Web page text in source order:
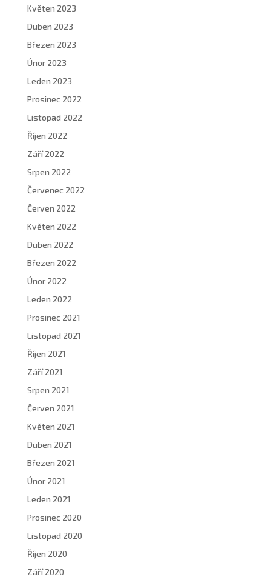
Květen 2023
Duben 2023
Březen 2023
Únor 2023
Leden 2023
Prosinec 2022
Listopad 2022
Říjen 2022
Září 2022
Srpen 2022
Červenec 2022
Červen 2022
Květen 2022
Duben 2022
Březen 2022
Únor 2022
Leden 2022
Prosinec 2021
Listopad 2021
Říjen 2021
Září 2021
Srpen 2021
Červen 2021
Květen 2021
Duben 2021
Březen 2021
Únor 2021
Leden 2021
Prosinec 2020
Listopad 2020
Říjen 2020
Září 2020